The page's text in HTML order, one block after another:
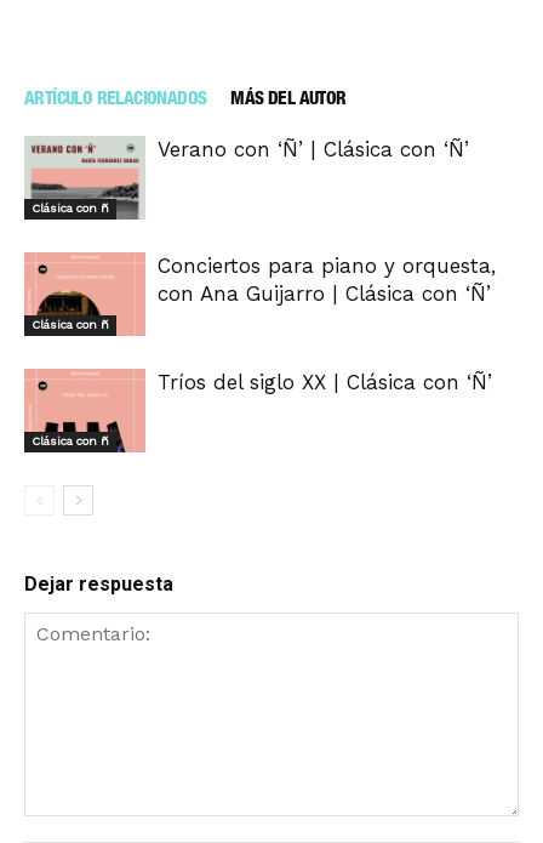
ARTÍCULO RELACIONADOS MÁS DEL AUTOR
Clásica con ñ
Verano con ‘Ñ’ | Clásica con ‘Ñ’
Clásica con ñ
Conciertos para piano y orquesta,
con Ana Guijarro | Clásica con ‘Ñ’
Clásica con ñ
Tríos del siglo XX | Clásica con ‘Ñ’
Dejar respuesta